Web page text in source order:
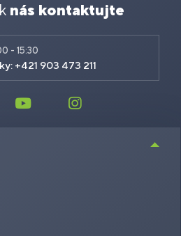
nás kontaktujte
- 15:30
+421 903 473 211